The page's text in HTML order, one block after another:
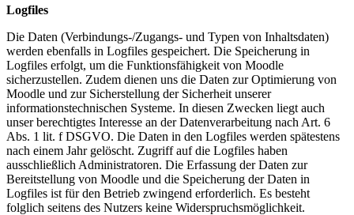
Logfiles
Die Daten (Verbindungs-/Zugangs- und Typen von Inhaltsdaten)
werden ebenfalls in Logfiles gespeichert. Die Speicherung in
Logfiles erfolgt, um die Funktionsfähigkeit von Moodle
sicherzustellen. Zudem dienen uns die Daten zur Optimierung von
Moodle und zur Sicherstellung der Sicherheit unserer
informationstechnischen Systeme. In diesen Zwecken liegt auch
unser berechtigtes Interesse an der Datenverarbeitung nach Art. 6
Abs. 1 lit. f DSGVO. Die Daten in den Logfiles werden spätestens
nach einem Jahr gelöscht. Zugriff auf die Logfiles haben
ausschließlich Administratoren. Die Erfassung der Daten zur
Bereitstellung von Moodle und die Speicherung der Daten in
Logfiles ist für den Betrieb zwingend erforderlich. Es besteht
folglich seitens des Nutzers keine Widerspruchsmöglichkeit.